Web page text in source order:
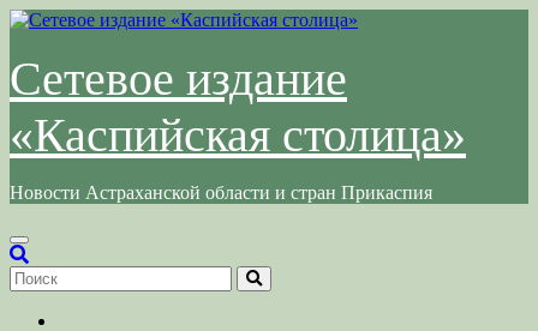
Перейти
содержимому
Сетевое издание
«Каспийская столица»
Новости Астраханской области и стран Прикаспия